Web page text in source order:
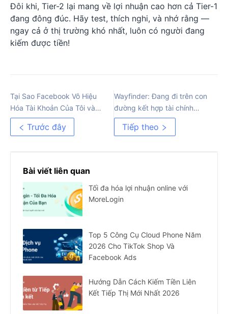
Đôi khi, Tier-2 lại mang về lợi nhuận cao hơn cả Tier-1
đang đông đúc. Hãy test, thích nghi, và nhớ rằng —
ngay cả ở thị trường khó nhất, luôn có người đang
kiếm được tiền!
Tại Sao Facebook Vô Hiệu
Hóa Tài Khoản Của Tôi và
Làm Thế Nào Để Khôi Phục?
Trước đây
Wayfinder: Đang đi trên con
đường kết hợp tài chính
tương lai và AI
Tiếp theo
Bài viết liên quan
Tối đa hóa lợi nhuận online với
MoreLogin
Top 5 Công Cụ Cloud Phone Năm
2026 Cho TikTok Shop Và
Facebook Ads
Hướng Dẫn Cách Kiếm Tiền Liên
Kết Tiếp Thị Mới Nhất 2026